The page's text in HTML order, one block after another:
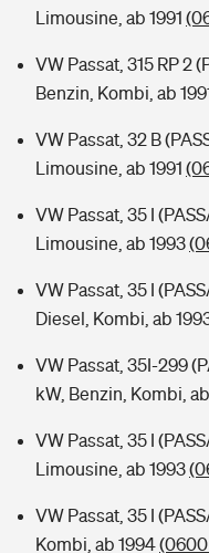
Limousine, ab 1991
VW Passat, 315 RP 2
Benzin, Kombi, ab
VW Passat, 32 B
Limousine, ab 1991
VW Passat, 35 I
Limousine, ab 1993
VW Passat, 35 I
Diesel, Kombi, ab
VW Passat, 35I-299
kW, Benzin, Kombi,
VW Passat, 35 I
Limousine, ab 1993
VW Passat, 35 I
Kombi, ab 1994